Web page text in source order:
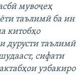
мувоҷеҳ
таълимӣ ба ин
китобҳо
дурусти таълимӣ
сифати
узбакиро